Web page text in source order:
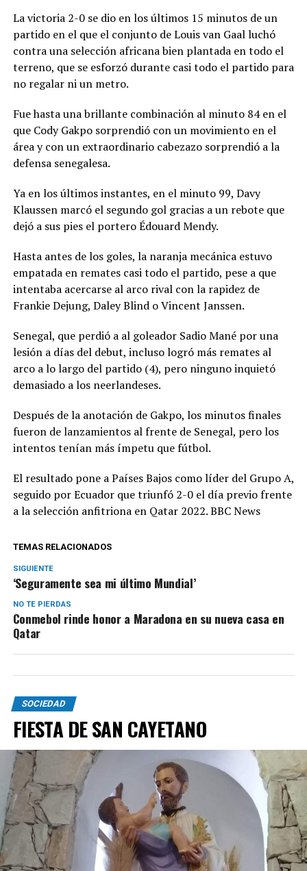
La victoria 2-0 se dio en los últimos 15 minutos de un
partido en el que el conjunto de Louis van Gaal luchó
contra una selección africana bien plantada en todo el
terreno, que se esforzó durante casi todo el partido para
no regalar ni un metro.
Fue hasta una brillante combinación al minuto 84 en el
que Cody Gakpo sorprendió con un movimiento en el
área y con un extraordinario cabezazo sorprendió a la
defensa senegalesa.
Ya en los últimos instantes, en el minuto 99, Davy
Klaussen marcó el segundo gol gracias a un rebote que
dejó a sus pies el portero Édouard Mendy.
Hasta antes de los goles, la naranja mecánica estuvo
empatada en remates casi todo el partido, pese a que
intentaba acercarse al arco rival con la rapidez de
Frankie Dejung, Daley Blind o Vincent Janssen.
Senegal, que perdió a al goleador Sadio Mané por una
lesión a días del debut, incluso logró más remates al
arco a lo largo del partido (4), pero ninguno inquietó
demasiado a los neerlandeses.
Después de la anotación de Gakpo, los minutos finales
fueron de lanzamientos al frente de Senegal, pero los
intentos tenían más ímpetu que fútbol.
El resultado pone a Países Bajos como líder del Grupo A,
seguido por Ecuador que triunfó 2-0 el día previo frente
a la selección anfitriona en Qatar 2022. BBC News
TEMAS RELACIONADOS
SIGUIENTE
‘Seguramente sea mi último Mundial’
NO TE PIERDAS
Conmebol rinde honor a Maradona en su nueva casa en
Qatar
SOCIEDAD
FIESTA DE SAN CAYETANO